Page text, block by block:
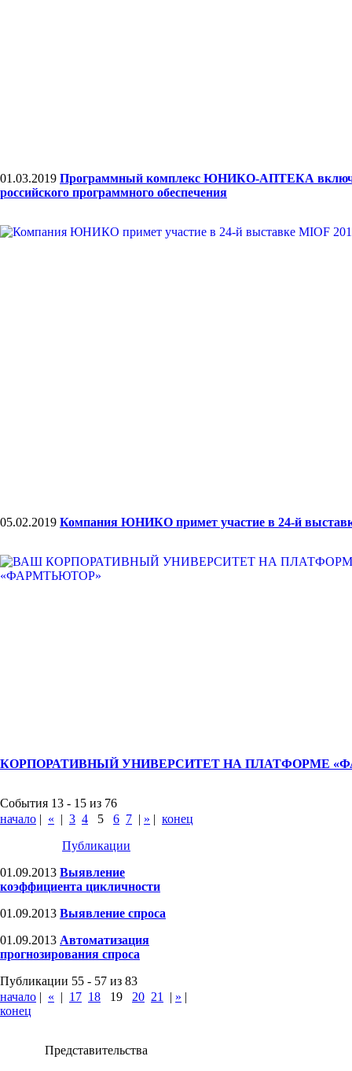
01.03.2019 Программный комплекс ЮНИКО-АПТЕКА
российского программного обеспечения
05.02.2019 Компания ЮНИКО примет участие в 24-й
КОРПОРАТИВНЫЙ УНИВЕРСИТЕТ НА ПЛАТФОРМЕ
События 13 - 15 из 76
начало | « | 3 4 5 6 7 | » | конец
Публикации
01.09.2013 Выявление
коэффициента цикличности
01.09.2013 Выявление спроса
01.09.2013 Автоматизация
прогнозирования спроса
Публикации 55 - 57 из 83
начало | « | 17 18 19 20 21 | » |
конец
Представительства